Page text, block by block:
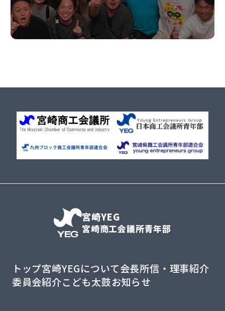
宮崎YEG
宮崎商工会議所青年部
トップ宮崎YEGについて会長所信・理事紹介
委員会紹介こども太鼓お知らせ